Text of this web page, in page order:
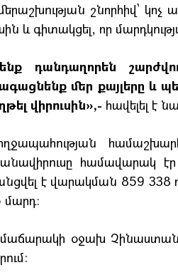
շնորհիվ՝
և գիտակցել, որ
դանդաղորեն
մեր քայլերը և
վիրուսին»,- հավելել է
համավարակ
է վարակման 859 338
մարդ։
օջախ